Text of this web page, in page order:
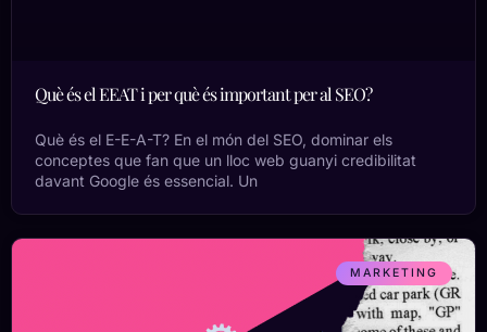
Què és el EEAT i per què és important per al SEO?
Què és el E-E-A-T? En el món del SEO, dominar els
conceptes que fan que un lloc web guanyi credibilitat
davant Google és essencial. Un
MARKETING